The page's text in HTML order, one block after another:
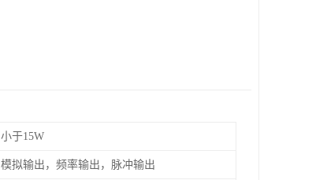
小于15W
模拟输出，频率输出，脉冲输出